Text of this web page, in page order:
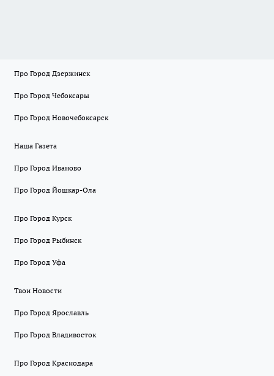
Про Город Дзержинск
Про Город Чебоксары
Про Город Новочебоксарск
Наша Газета
Про Город Иваново
Про Город Йошкар-Ола
Про Город Курск
Про Город Рыбинск
Про Город Уфа
Твои Новости
Про Город Ярославль
Про Город Владивосток
Про Город Краснодара